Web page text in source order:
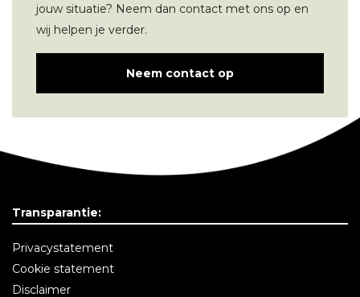
jouw situatie? Neem dan contact met ons op en
wij helpen je verder.
Neem contact op
Transparantie:
Privacystatement
Cookie statement
Disclaimer